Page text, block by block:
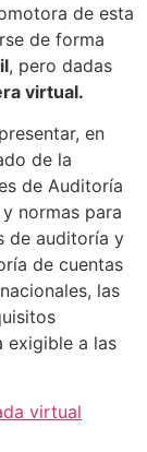
de esta
de forma
, pero dadas
virtual.
en
de la
de Auditoría
normas para
de auditoría y
de cuentas
las
exigible a las
virtual